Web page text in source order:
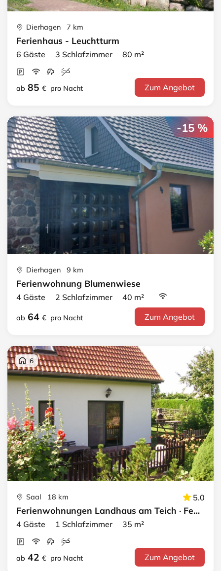
Dierhagen 7 km
Ferienhaus - Leuchtturm
6 Gäste 3 Schlafzimmer 80 m²
ab 85 € pro Nacht Zum Angebot
-15 %
Dierhagen 9 km
Ferienwohnung Blumenwiese
4 Gäste 2 Schlafzimmer 40 m²
ab 64 € pro Nacht Zum Angebot
6
Saal 18 km 5.0
Ferienwohnungen Landhaus am Teich · FeWo rot
4 Gäste 1 Schlafzimmer 35 m²
ab 42 € pro Nacht Zum Angebot